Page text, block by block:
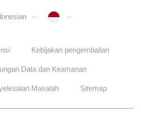
Indonesia
Kebijakan pengembalian
Data dan Keamanan
Masalah Sitemap